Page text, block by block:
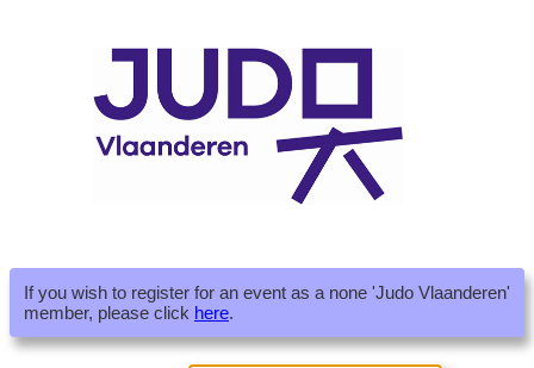
If you wish to register for an event as a none 'Judo Vlaanderen'
member, please click here.